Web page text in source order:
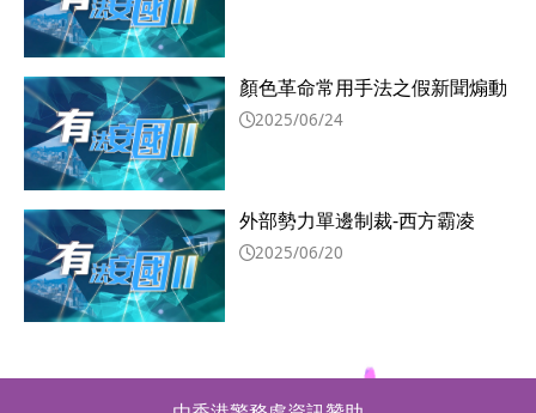
顏色革命常用手法之假新聞煽動
2025/06/24
外部勢力單邊制裁-西方霸凌
2025/06/20